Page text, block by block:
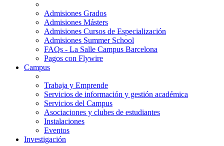
Admisiones Grados
Admisiones Másters
Admisiones Cursos de Especialización
Admisiones Summer School
FAQs - La Salle Campus Barcelona
Pagos con Flywire
Campus
Trabaja y Emprende
Servicios de información y gestión académica
Servicios del Campus
Asociaciones y clubes de estudiantes
Instalaciones
Eventos
Investigación